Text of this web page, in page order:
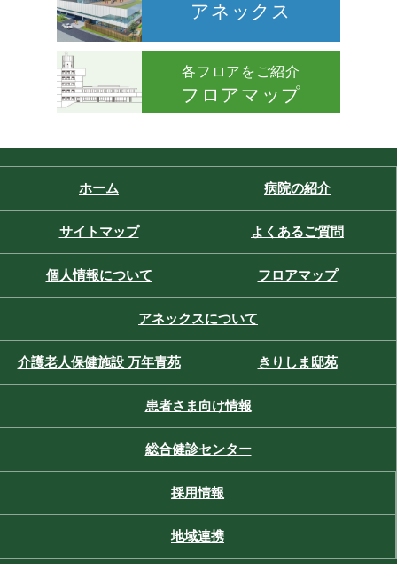
アネックス
各フロアをご紹介
フロアマップ
ホーム 病院の紹介
サイトマップ よくあるご質問
個人情報について フロアマップ
アネックスについて
介護老人保健施設 万年青苑 きりしま邸苑
患者さま向け情報
総合健診センター
採用情報
地域連携